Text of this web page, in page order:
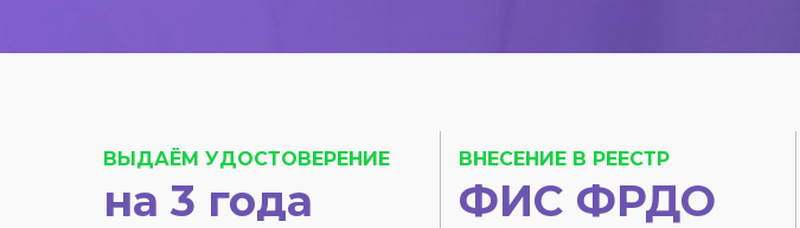
ВЫДАЁМ УДОСТОВЕРЕНИЕ
на 3 года
ВНЕСЕНИЕ В РЕЕСТР
ФИС ФРДО